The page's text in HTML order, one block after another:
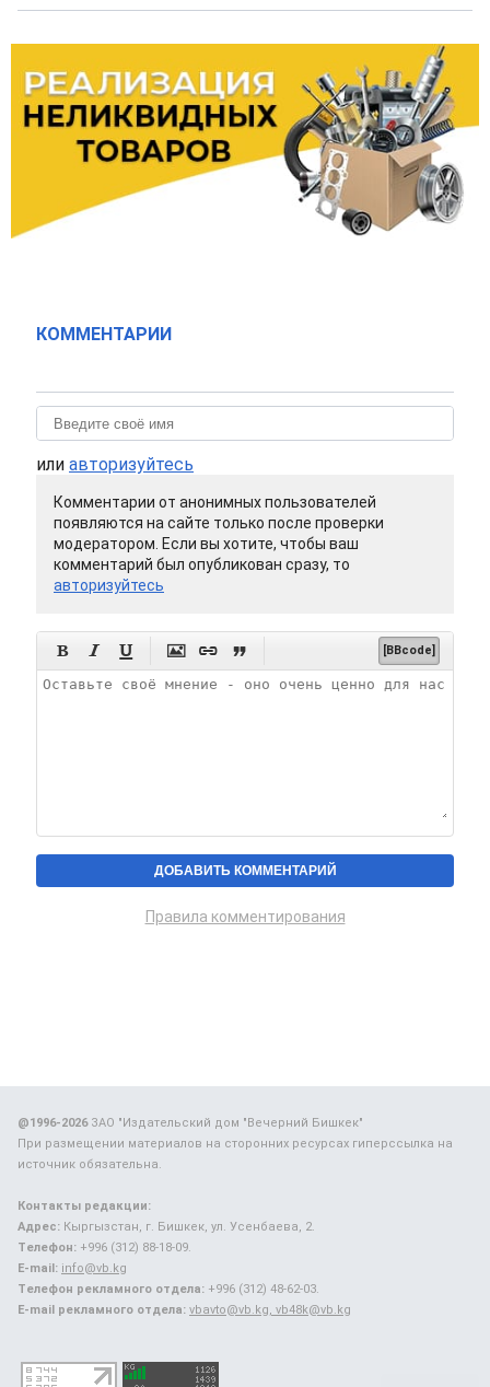
КОММЕНТАРИИ
или авторизуйтесь
Комментарии от анонимных пользователей
появляются на сайте только после проверки
модератором. Если вы хотите, чтобы ваш
комментарий был опубликован сразу, то
авторизуйтесь
      [BBcode]
Правила комментирования
@1996-2026ЗАО "Издательский дом "Вечерний Бишкек"
При размещении материалов на сторонних ресурсах гиперссылка на
источник обязательна.
Контакты редакции:
Адрес: Кыргызстан, г. Бишкек, ул. Усенбаева, 2.
Телефон: +996 (312) 88-18-09.
E-mail: info@vb.kg
Телефон рекламного отдела: +996 (312) 48-62-03.
E-mail рекламного отдела: vbavto@vb.kg, vb48k@vb.kg